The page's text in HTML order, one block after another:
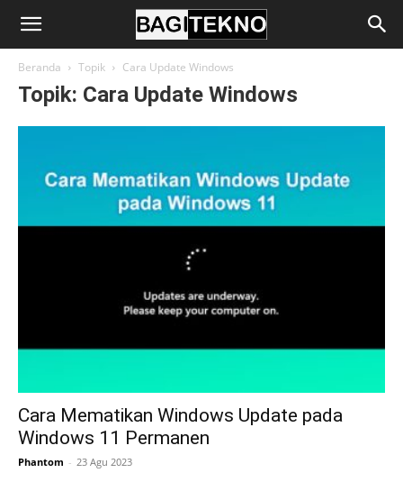
BagiTekno
Beranda Topik Cara Update Windows
Topik: Cara Update Windows
Cara Mematikan Windows Update pada
Windows 11 Permanen
Phantom - 23 Agu 2023